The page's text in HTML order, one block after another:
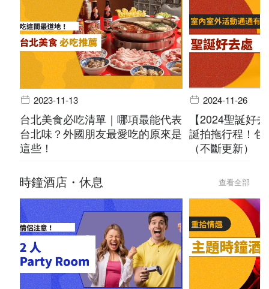
2023-11-13
台北美食必吃清單｜哪項最能代表
台北味？外國朋友最愛吃的原來是
這些！
2024-11-26
【2024聖誕好
誕拍拖行程！
（不斷更新）
時鐘酒店・休息 查看全部